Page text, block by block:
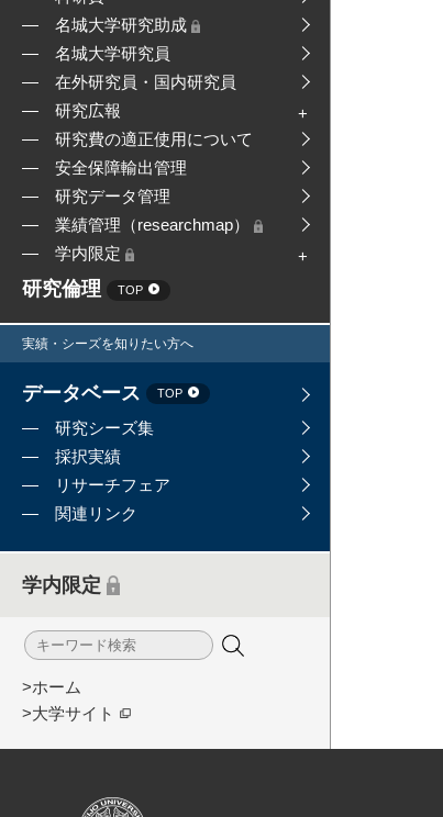
名城大学研究助成
名城大学研究員
在外研究員・国内研究員
研究広報
研究費の適正使用について
安全保障輸出管理
研究データ管理
業績管理（researchmap）
学内限定
研究倫理 TOP
実績・シーズを知りたい方へ
データベース TOP
研究シーズ集
採択実績
リサーチフェア
関連リンク
学内限定
>ホーム
>大学サイト